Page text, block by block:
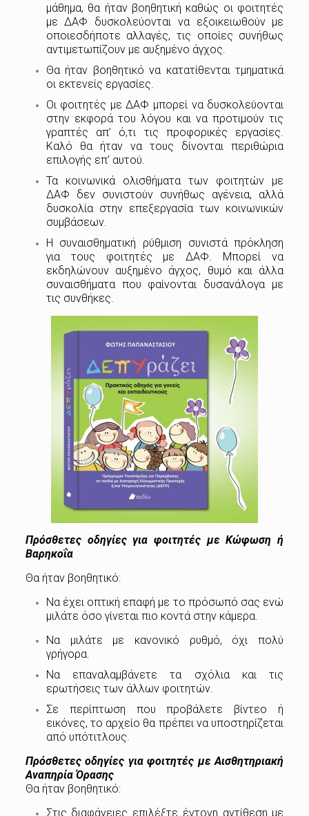
μάθημα, θα ήταν βοηθητική καθώς οι φοιτητές
με ΔΑΦ δυσκολεύονται να εξοικειωθούν με
οποιεσδήποτε αλλαγές, τις οποίες συνήθως
αντιμετωπίζουν με αυξημένο άγχος.
Θα ήταν βοηθητικό να κατατίθενται τμηματικά
οι εκτενείς εργασίες.
Οι φοιτητές με ΔΑΦ μπορεί να δυσκολεύονται
στην εκφορά του λόγου και να προτιμούν τις
γραπτές απ’ ό,τι τις προφορικές εργασίες.
Καλό θα ήταν να τους δίνονται περιθώρια
επιλογής επ’ αυτού.
Τα κοινωνικά ολισθήματα των φοιτητών με
ΔΑΦ δεν συνιστούν συνήθως αγένεια, αλλά
δυσκολία στην επεξεργασία των κοινωνικών
συμβάσεων.
Η συναισθηματική ρύθμιση συνιστά πρόκληση
για τους φοιτητές με ΔΑΦ. Μπορεί να
εκδηλώνουν αυξημένο άγχος, θυμό και άλλα
συναισθήματα που φαίνονται δυσανάλογα με
τις συνθήκες.
Πρόσθετες οδηγίες για φοιτητές με Κώφωση ή
Βαρηκοΐα
Θα ήταν βοηθητικό:
Να έχει οπτική επαφή με το πρόσωπό σας ενώ
μιλάτε όσο γίνεται πιο κοντά στην κάμερα.
Να μιλάτε με κανονικό ρυθμό, όχι πολύ
γρήγορα.
Να επαναλαμβάνετε τα σχόλια και τις
ερωτήσεις των άλλων φοιτητών.
Σε περίπτωση που προβάλετε βίντεο ή
εικόνες, το αρχείο θα πρέπει να υποστηρίζεται
από υπότιτλους.
Πρόσθετες οδηγίες για φοιτητές με Αισθητηριακή
Αναπηρία Όρασης
Θα ήταν βοηθητικό:
Στις διαφάνειες επιλέξτε έντονη αντίθεση με